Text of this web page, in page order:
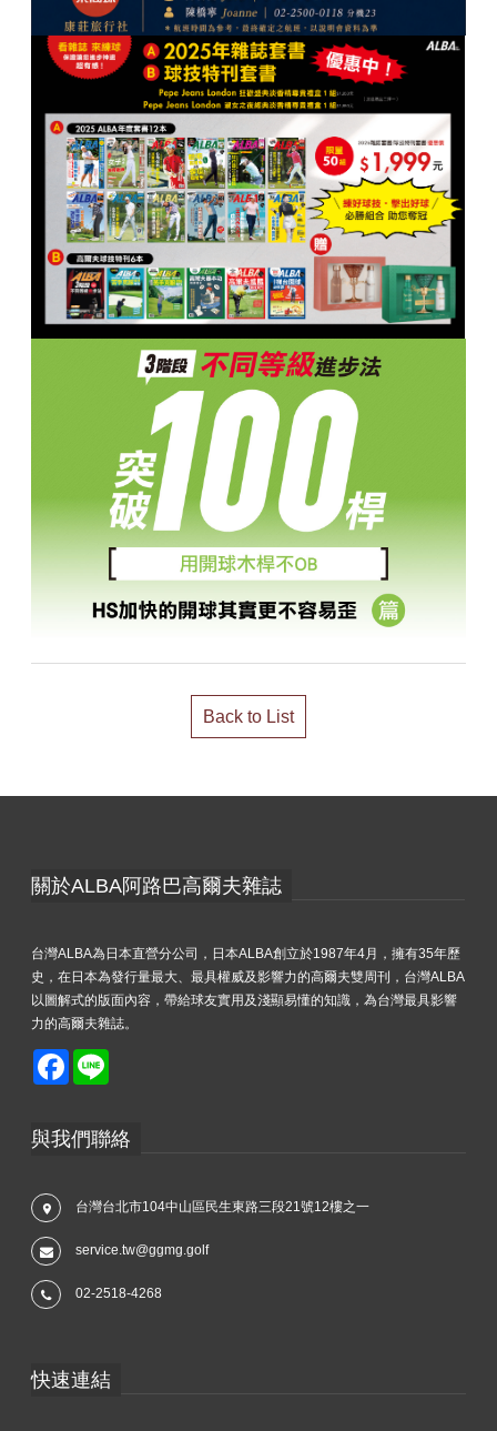
Back to List
關於ALBA阿路巴高爾夫雜誌
台灣ALBA為日本直營分公司，日本ALBA創立於1987年4月，擁有35年歷
史，在日本為發行量最大、最具權威及影響力的高爾夫雙周刊，台灣ALBA
以圖解式的版面內容，帶給球友實用及淺顯易懂的知識，為台灣最具影響
力的高爾夫雜誌。
Facebook
與我們聯絡
台灣台北市104中山區民生東路三段21號12樓之一
service.tw@ggmg.golf
02-2518-4268
快速連結